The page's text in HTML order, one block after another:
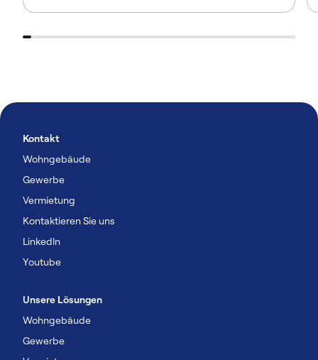
Kontakt
Wohngebäude
Gewerbe
Vermietung
Kontaktieren Sie uns
Linkedln
Youtube
Unsere Lösungen
Wohngebäude
Gewerbe